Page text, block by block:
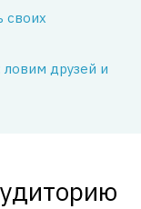
своих
друзей и